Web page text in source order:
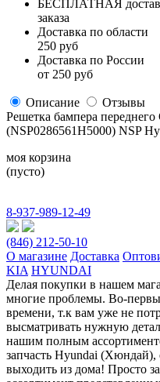
БЕСПЛАТНАЯ
заказа
Доставка по области
250 руб
Доставка по России
от 250 руб
Описание
Отзывы
Решетка бампера
(NSP0286561H5000) NSP
моя корзина
(пусто)
8-937-989-12-49
(846) 212-50-10
О магазине Доставка
KIA HYUNDAI
Делая покупки в нашем
многие проблемы. Во-
времени, т.к вам уже не
высматривать нужную
нашим полным
запчасть Hyundai (Хюндай),
выходить из дома! Просто